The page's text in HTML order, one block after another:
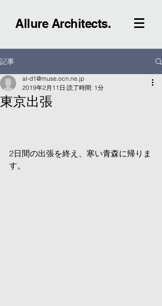
Allure Architects.
記事
東京出張
al-d1@muse.ocn.ne.jp
2019年2月11日 読了時間: 1分
2日間の出張を終え、寒い青森に帰りま
す。